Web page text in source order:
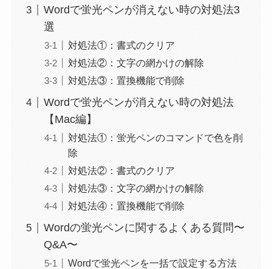
Wordで蛍光ペンが消えない時の対処法3
選
対処法①：書式のクリア
対処法②：文字の網かけの解除
対処法③：置換機能で削除
Wordで蛍光ペンが消えない時の対処法
【Mac編】
対処法①：蛍光ペンのコマンドで色を削
除
対処法②：書式のクリア
対処法③：文字の網かけの解除
対処法④：置換機能で削除
Wordの蛍光ペンに関するよくある質問〜
Q&A〜
Wordで蛍光ペンを一括で設定する方法